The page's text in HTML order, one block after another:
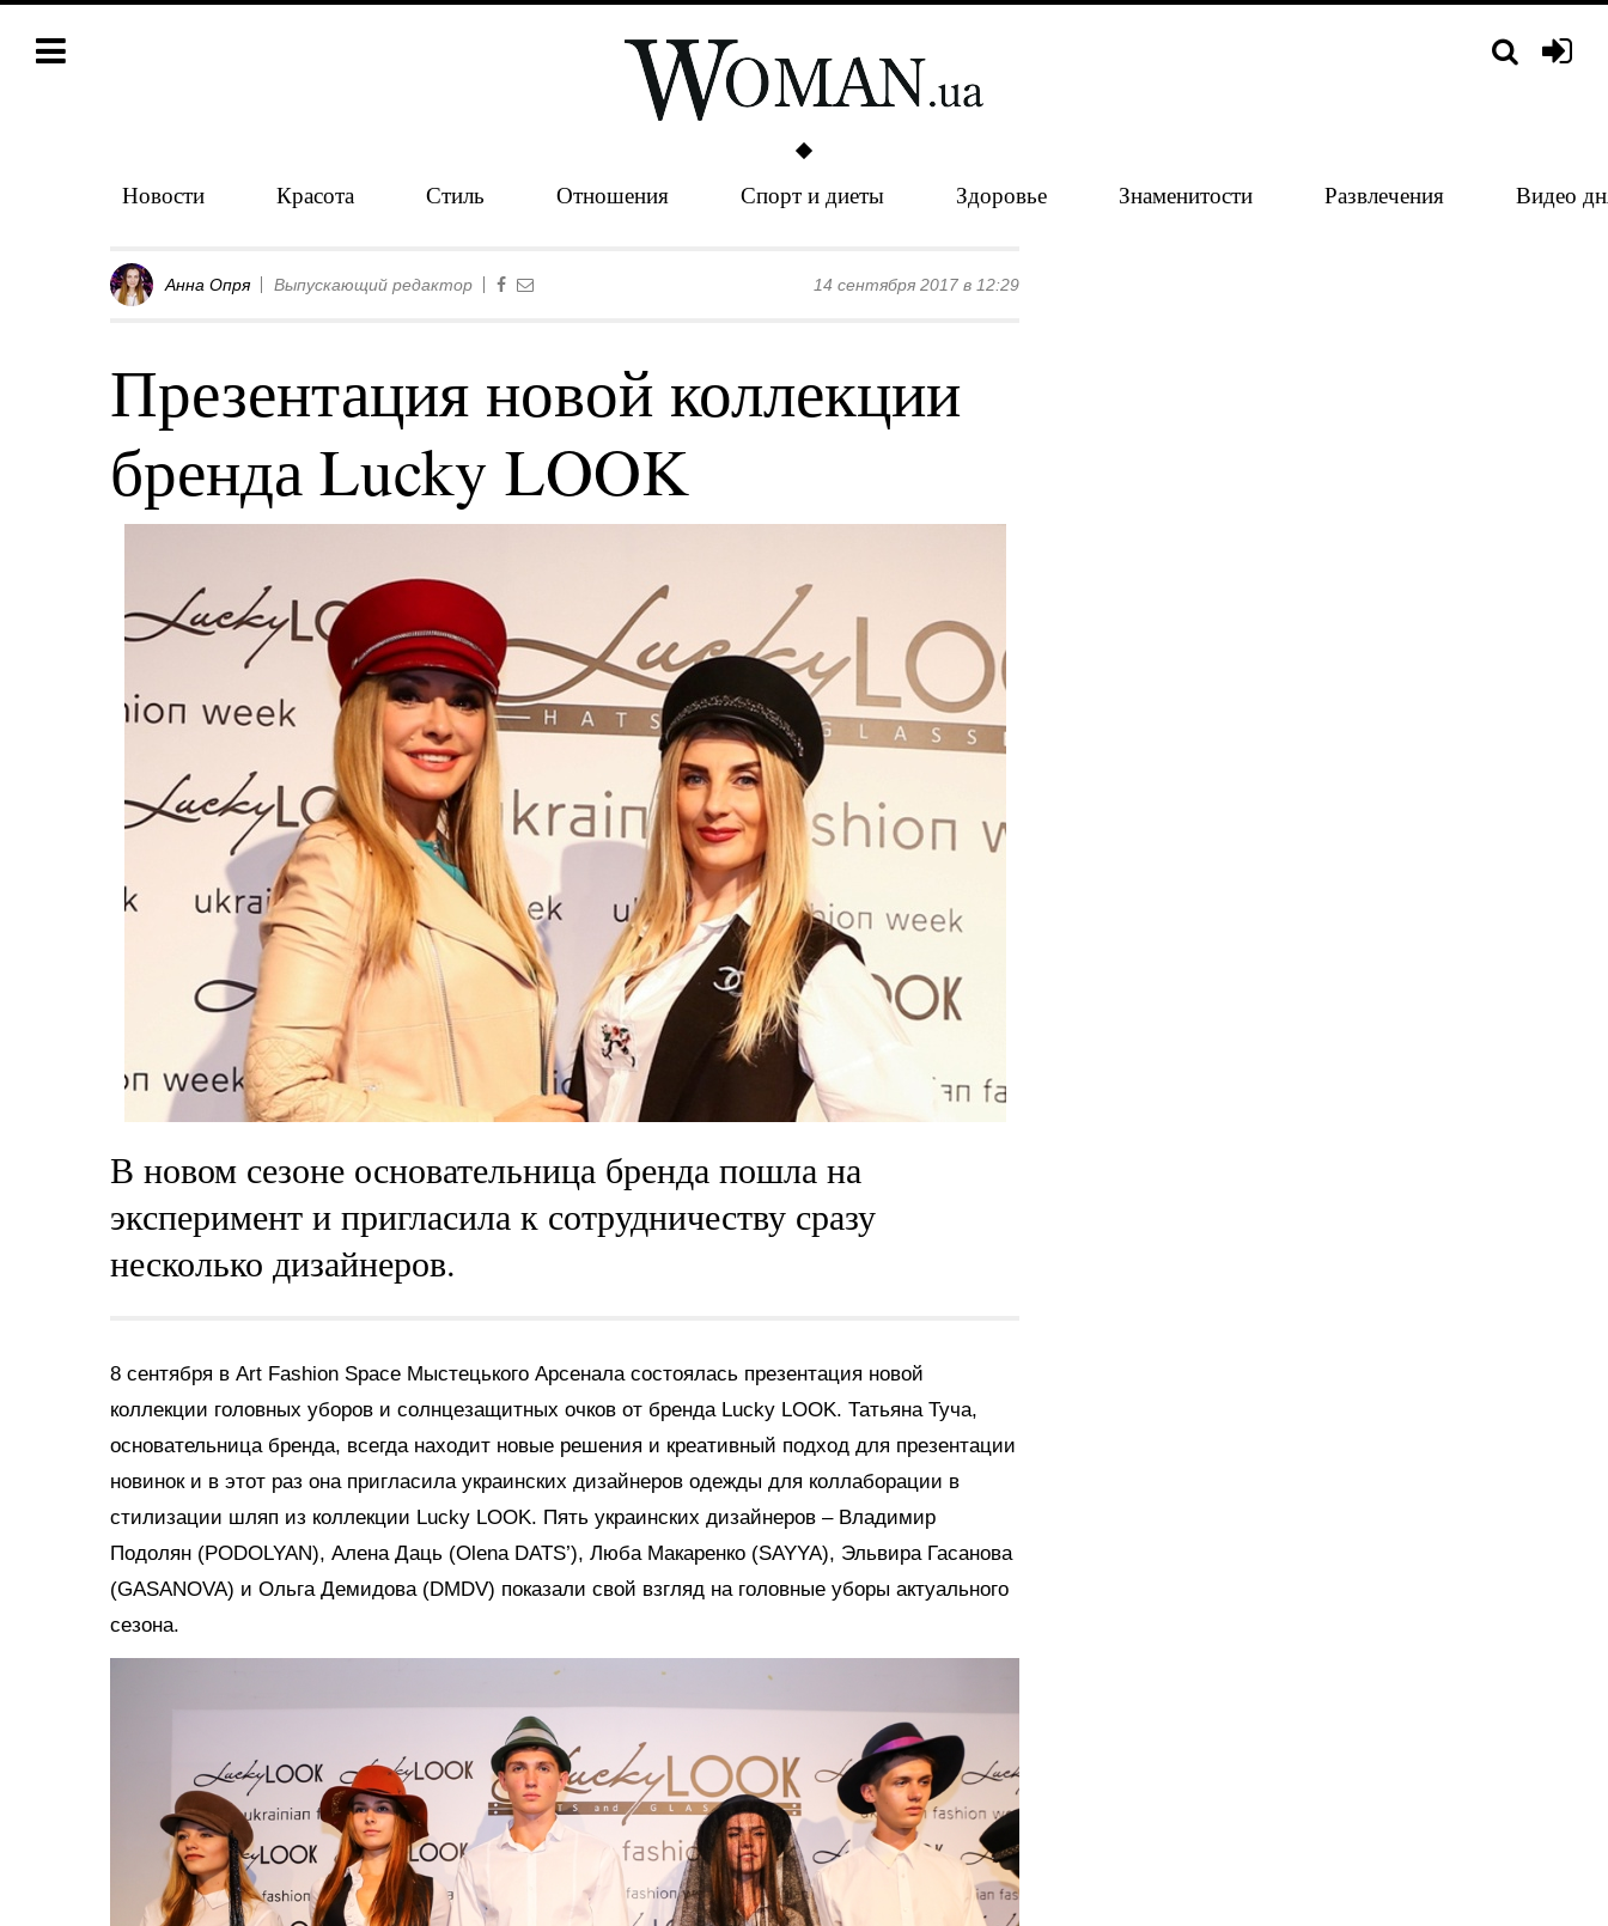
Новости Красота Стиль Отношения Спорт и диеты Здоровье Знаменитости Развлечения Видео
Анна Опря Выпускающий редактор 14 сентября 2017 в 12:29
Презентация новой коллекции
бренда Lucky LOOK
В новом сезоне основательница бренда пошла на
эксперимент и пригласила к сотрудничеству сразу
несколько дизайнеров.
8 сентября в Art Fashion Space Мыстецького Арсенала состоялась презентация новой
коллекции головных уборов и солнцезащитных очков от бренда Lucky LOOK. Татьяна Туча,
основательница бренда, всегда находит новые решения и креативный подход для презентации
новинок и в этот раз она пригласила украинских дизайнеров одежды для коллаборации в
стилизации шляп из коллекции Lucky LOOK. Пять украинских дизайнеров – Владимир
Подолян (PODOLYAN), Алена Даць (Olena DATS’), Люба Макаренко (SAYYA), Эльвира Гасанова
(GASANOVA) и Ольга Демидова (DMDV) показали свой взгляд на головные уборы актуального
сезона.